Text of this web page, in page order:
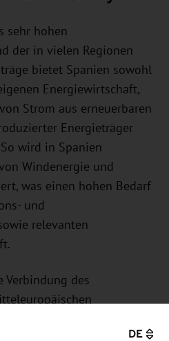
sehr hohen
der in vielen Regionen
bietet Spanien sowohl
Energiewirtschaft,
Strom aus erneuerbaren
Energieträger
wird in Spanien
Windenergie und
was einen hohen Bedarf
und
relevanten
Verbindung des
europäischen Markt fürDE